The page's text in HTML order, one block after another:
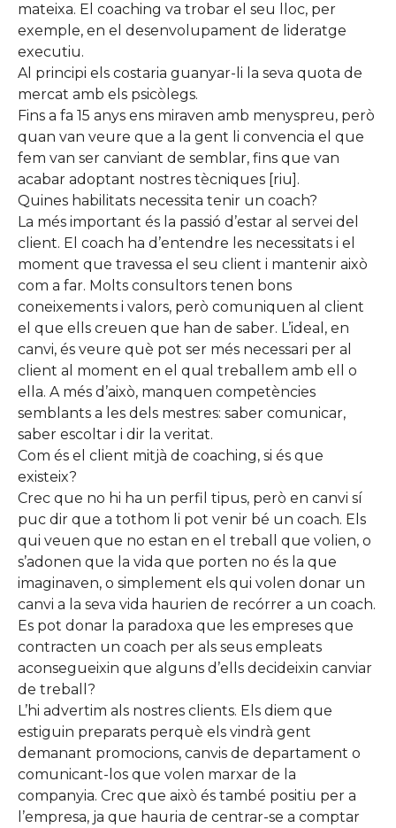
mateixa. El coaching va trobar el seu lloc, per
exemple, en el desenvolupament de lideratge
executiu.
Al principi els costaria guanyar-li la seva quota de
mercat amb els psicòlegs.
Fins a fa 15 anys ens miraven amb menyspreu, però
quan van veure que a la gent li convencia el que
fem van ser canviant de semblar, fins que van
acabar adoptant nostres tècniques [riu].
Quines habilitats necessita tenir un coach?
La més important és la passió d’estar al servei del
client. El coach ha d’entendre les necessitats i el
moment que travessa el seu client i mantenir això
com a far. Molts consultors tenen bons
coneixements i valors, però comuniquen al client
el que ells creuen que han de saber. L’ideal, en
canvi, és veure què pot ser més necessari per al
client al moment en el qual treballem amb ell o
ella. A més d’això, manquen competències
semblants a les dels mestres: saber comunicar,
saber escoltar i dir la veritat.
Com és el client mitjà de coaching, si és que
existeix?
Crec que no hi ha un perfil tipus, però en canvi sí
puc dir que a tothom li pot venir bé un coach. Els
qui veuen que no estan en el treball que volien, o
s’adonen que la vida que porten no és la que
imaginaven, o simplement els qui volen donar un
canvi a la seva vida haurien de recórrer a un coach.
Es pot donar la paradoxa que les empreses que
contracten un coach per als seus empleats
aconsegueixin que alguns d’ells decideixin canviar
de treball?
L’hi advertim als nostres clients. Els diem que
estiguin preparats perquè els vindrà gent
demanant promocions, canvis de departament o
comunicant-los que volen marxar de la
companyia. Crec que això és també positiu per a
l’empresa, ja que hauria de centrar-se a comptar